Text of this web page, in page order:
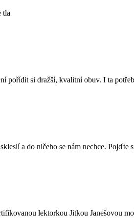
tla
pořídit si dražší, kvalitní obuv. I ta
a do ničeho se nám nechce.
lektorkou Jitkou Janešovou